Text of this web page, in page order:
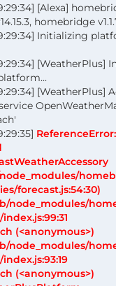
[Alexa]
homebridge
Initializing
[WeatherPlus]
[WeatherPlus]
forecast.js:54:30)
node_modules/
(<anonymous>)
node_modules/
(<anonymous>)